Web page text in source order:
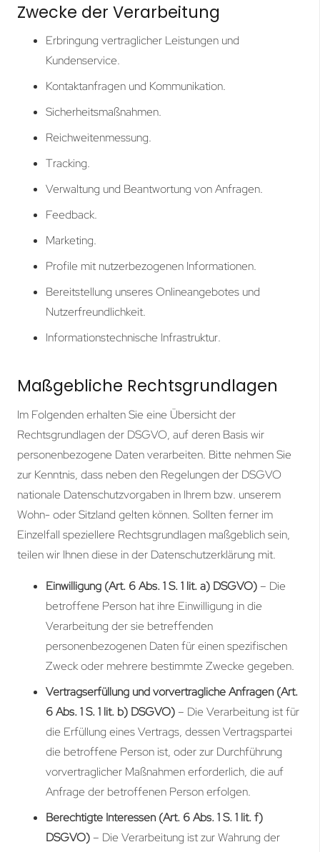
Zwecke der Verarbeitung
Erbringung vertraglicher Leistungen und
Kundenservice.
Kontaktanfragen und Kommunikation.
Sicherheitsmaßnahmen.
Reichweitenmessung.
Tracking.
Verwaltung und Beantwortung von Anfragen.
Feedback.
Marketing.
Profile mit nutzerbezogenen Informationen.
Bereitstellung unseres Onlineangebotes und
Nutzerfreundlichkeit.
Informationstechnische Infrastruktur.
Maßgebliche Rechtsgrundlagen
Im Folgenden erhalten Sie eine Übersicht der
Rechtsgrundlagen der DSGVO, auf deren Basis wir
personenbezogene Daten verarbeiten. Bitte nehmen Sie
zur Kenntnis, dass neben den Regelungen der DSGVO
nationale Datenschutzvorgaben in Ihrem bzw. unserem
Wohn- oder Sitzland gelten können. Sollten ferner im
Einzelfall speziellere Rechtsgrundlagen maßgeblich sein,
teilen wir Ihnen diese in der Datenschutzerklärung mit.
Einwilligung (Art. 6 Abs. 1 S. 1 lit. a) DSGVO) – Die
betroffene Person hat ihre Einwilligung in die
Verarbeitung der sie betreffenden
personenbezogenen Daten für einen spezifischen
Zweck oder mehrere bestimmte Zwecke gegeben.
Vertragserfüllung und vorvertragliche Anfragen (Art.
6 Abs. 1 S. 1 lit. b) DSGVO) – Die Verarbeitung ist für
die Erfüllung eines Vertrags, dessen Vertragspartei
die betroffene Person ist, oder zur Durchführung
vorvertraglicher Maßnahmen erforderlich, die auf
Anfrage der betroffenen Person erfolgen.
Berechtigte Interessen (Art. 6 Abs. 1 S. 1 lit. f)
DSGVO) – Die Verarbeitung ist zur Wahrung der